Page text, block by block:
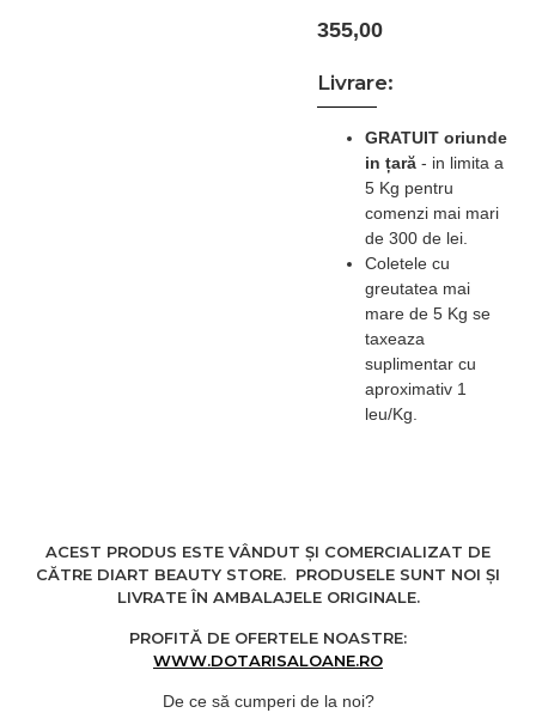
355,00
Livrare:
GRATUIT oriunde
in țară - in limita a
5 Kg pentru
comenzi mai mari
de 300 de lei.
Coletele cu
greutatea mai
mare de 5 Kg se
taxeaza
suplimentar cu
aproximativ 1
leu/Kg.
ACEST PRODUS ESTE VÂNDUT ȘI COMERCIALIZAT DE
CĂTRE DIART BEAUTY STORE. PRODUSELE SUNT NOI ȘI
LIVRATE ÎN AMBALAJELE ORIGINALE.
PROFITĂ DE OFERTELE NOASTRE:
WWW.DOTARISALOANE.RO
De ce să cumperi de la noi?